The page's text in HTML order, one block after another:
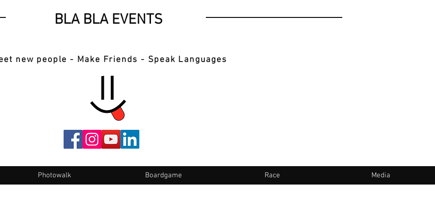
BLA BLA EVENTS
new people - Make Friends - Speak Languages
Photowalk Boardgame Race Media